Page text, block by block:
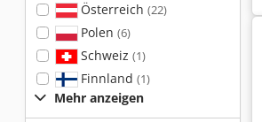
Österreich (22)
Polen (6)
Schweiz (1)
Finnland (1)
Mehr anzeigen